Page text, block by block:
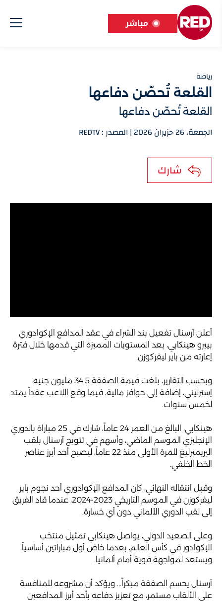
مباشر
رياضة
القلعة تُحصّن دفاعها
القلعة تُحصّن دفاعها
الجمعة، 26 حزيران 2026 | المصدر : REDTV
شارك
أعلن آرسنال تفعيل بند الشراء في عقد المدافع الإكوادوري
بييرو هينكابي، بعد المستويات المميزة التي قدمها خلال فترة
إعارته من باير ليفركوزن.
وبحسب التقارير، بلغت قيمة الصفقة 34.5 مليون جنيه
إسترليني، إضافة إلى حوافز مالية، فيما وقع اللاعب عقداً يمتد
لخمس سنوات.
هينكابي، البالغ من العمر 24 عاماً، شارك في 25 مباراة بالدوري
الإنجليزي الموسم الماضي، وأسهم في تتويج آرسنال بلقب
البريميرليغ للمرة الأولى منذ 22 عاماً، ليصبح أحد أبرز عناصر
الخط الخلفي.
وقبل انتقاله النهائي، كان المدافع الإكوادوري أحد نجوم باير
ليفركوزن في الموسم التاريخي 2023-2024، عندما قاد الفريق
إلى لقب الدوري الألماني دون أي خسارة.
وعلى الصعيد الدولي، يواصل هينكابي تمثيل منتخب
الإكوادور في كأس العالم، بعدما خاض أول مباراتين أساسياً،
ويستعد لمواجهة قوية أمام ألمانيا.
آرسنال يحسم الصفقة مبكراً... ويؤكد أن مشروعه للمنافسة
على الألقاب مستمر، مع تعزيز دفاعه بأحد أبرز المدافعين